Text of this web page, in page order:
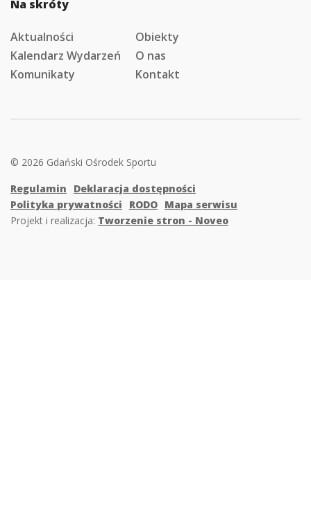
Na skróty
Aktualności
Obiekty
Kalendarz Wydarzeń
O nas
Komunikaty
Kontakt
© 2026 Gdański Ośrodek Sportu
Regulamin
Deklaracja dostępności
Polityka prywatności
RODO Mapa serwisu
Projekt i realizacja: Tworzenie stron - Noveo